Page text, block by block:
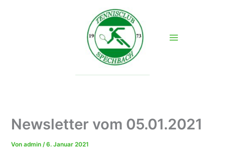
Newsletter vom 05.01.2021
Vonadmin/6. Januar 2021